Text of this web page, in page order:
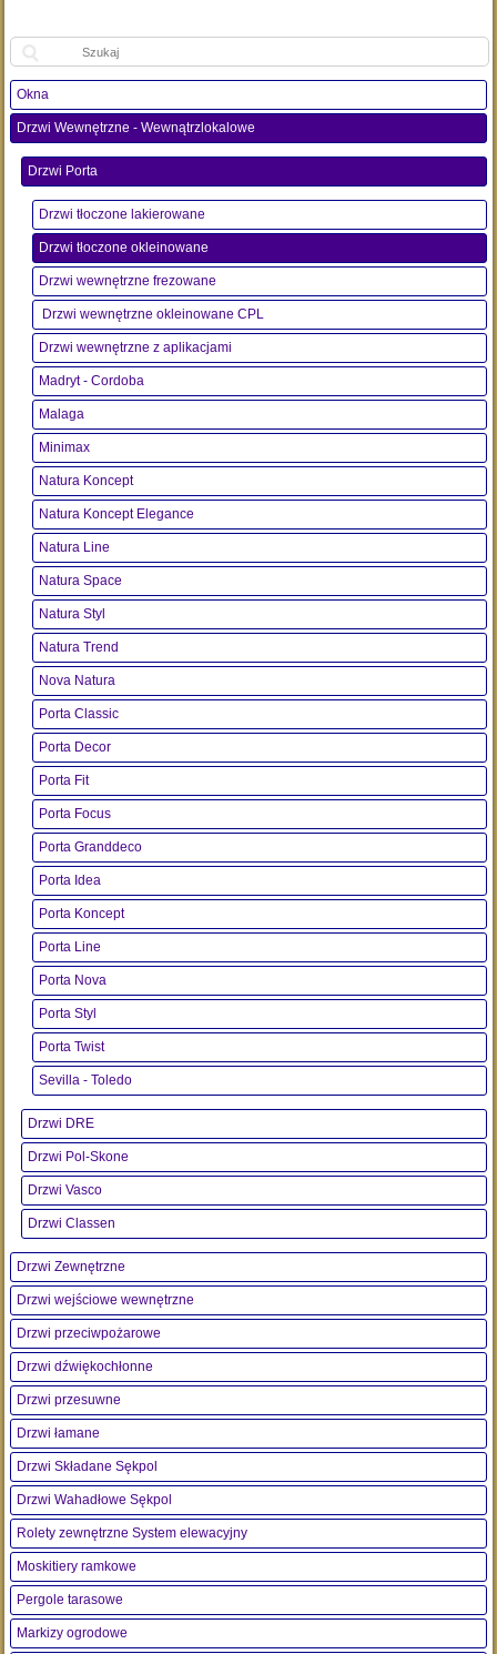
Okna
Drzwi Wewnętrzne - Wewnątrzlokalowe
Drzwi Porta
Drzwi tłoczone lakierowane
Drzwi tłoczone okleinowane
Drzwi wewnętrzne frezowane
Drzwi wewnętrzne okleinowane CPL
Drzwi wewnętrzne z aplikacjami
Madryt - Cordoba
Malaga
Minimax
Natura Koncept
Natura Koncept Elegance
Natura Line
Natura Space
Natura Styl
Natura Trend
Nova Natura
Porta Classic
Porta Decor
Porta Fit
Porta Focus
Porta Granddeco
Porta Idea
Porta Koncept
Porta Line
Porta Nova
Porta Styl
Porta Twist
Sevilla - Toledo
Drzwi DRE
Drzwi Pol-Skone
Drzwi Vasco
Drzwi Classen
Drzwi Zewnętrzne
Drzwi wejściowe wewnętrzne
Drzwi przeciwpożarowe
Drzwi dźwiękochłonne
Drzwi przesuwne
Drzwi łamane
Drzwi Składane Sękpol
Drzwi Wahadłowe Sękpol
Rolety zewnętrzne System elewacyjny
Moskitiery ramkowe
Pergole tarasowe
Markizy ogrodowe